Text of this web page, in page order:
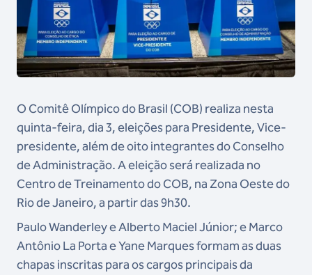
O Comitê Olímpico do Brasil (COB) realiza nesta
quinta-feira, dia 3, eleições para Presidente, Vice-
presidente, além de oito integrantes do Conselho
de Administração. A eleição será realizada no
Centro de Treinamento do COB, na Zona Oeste do
Rio de Janeiro, a partir das 9h30.
Paulo Wanderley e Alberto Maciel Júnior; e Marco
Antônio La Porta e Yane Marques formam as duas
chapas inscritas para os cargos principais da